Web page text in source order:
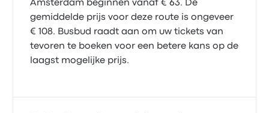
the electronis and wifi were turned off so we couldnt
charge or phone through the whole journey, but
1.0 van de 5 sterren
Abdul Rahman H.
3 maart 2026
Amsterdam beginnen vanaf € 63. De
gemiddelde prijs voor deze route is ongeveer
€ 108. Busbud raadt aan om uw tickets van
tevoren te boeken voor een betere kans op de
laagst mogelijke prijs.